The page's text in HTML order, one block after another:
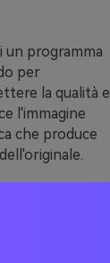
un programma
per
la qualità e
l'immagine
che produce
scansioni e la